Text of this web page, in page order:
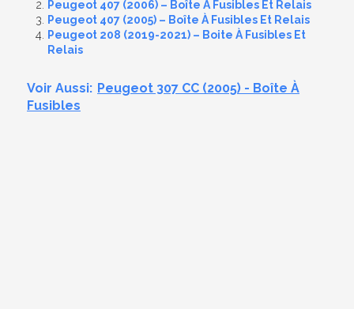
Peugeot 407 (2006) – Boîte À Fusibles Et Relais
Peugeot 407 (2005) – Boîte À Fusibles Et Relais
Peugeot 208 (2019-2021) – Boite À Fusibles Et
Relais
Voir Aussi: Peugeot 307 CC (2005) - Boîte À
Fusibles